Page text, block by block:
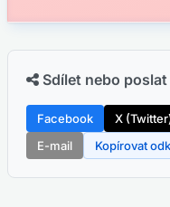
Sdílet nebo poslat
Facebook X
E-mail
Kopírovat